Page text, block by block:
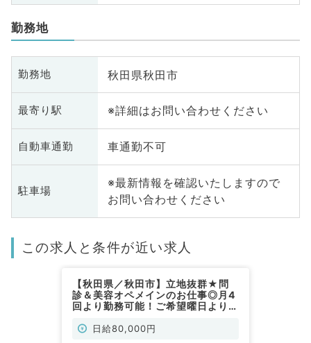
勤務地
勤務地 秋田県秋田市
最寄り駅 ※詳細はお問い合わせください
自動車通勤 車通勤不可
駐車場
※最新情報を確認いたしますので
お問い合わせください
この求人と条件が近い求人
【秋田県／秋田市】立地抜群★問
診＆美容オペメインのお仕事◎月4
回より勤務可能！ご希望曜日より選
ティブあり（美容外科／非常勤）
日給80,000円